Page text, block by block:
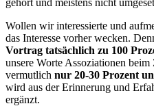
Wollen wir interessierte und
das Interesse vorher wecken.
Vortrag tatsächlich zu 100
unsere Worte Assoziationen
vermutlich nur 20-30 Prozent
wird aus der Erinnerung und
ergänzt.